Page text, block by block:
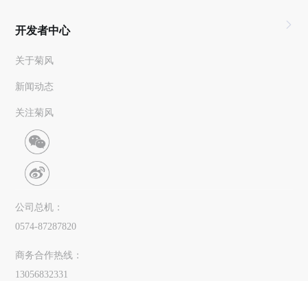
开发者中心
关于菊风
新闻动态
关注菊风
公司总机：
0574-87287820
商务合作热线：
13056832331